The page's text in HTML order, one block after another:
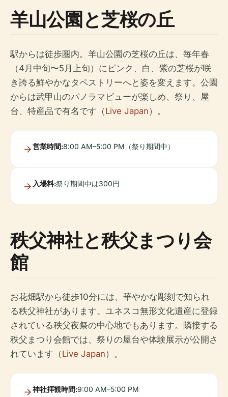
羊山公園と芝桜の丘
駅からは徒歩圏内。羊山公園の芝桜の丘は、毎年春
（4月中旬〜5月上旬）にピンク、白、紫の芝桜が咲
き誇る鮮やかなタペストリーへと姿を変えます。公園
からは武甲山のパノラマビューが楽しめ、祭り、屋
台、特産品で有名です（Live Japan）。
営業時間:8:00 AM–5:00 PM（祭り期間中）
入場料:祭り期間中は300円
秩父神社と秩父まつり会
館
お花畑駅から徒歩10分には、華やかな彫刻で知られ
る秩父神社があります。ユネスコ無形文化遺産に登録
されている秩父夜祭の中心地でもあります。隣接する
秩父まつり会館では、祭りの屋台や体験展示が公開さ
れています（Live Japan）。
神社拝観時間:9:00 AM–5:00 PM